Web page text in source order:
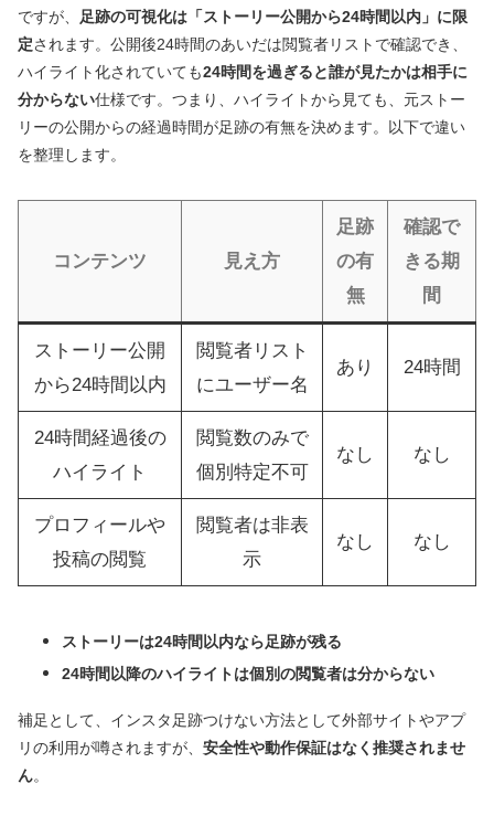
ですが、
足跡の可視化は「ストーリー公開から24時間以内」に限
定されます。公開後24時間のあいだは閲覧者リストで確認でき、
ハイライト化されていても24時間を過ぎると誰が見たかは相手に
分からない仕様です。つまり、ハイライトから見ても、元ストー
リーの公開からの経過時間が足跡の有無を決めます。以下で違い
を整理します。
コンテンツ 見え方
足跡
の有
無
確認で
きる期
間
ストーリー公開
から24時間以内
閲覧者リスト
にユーザー名
あり 24時間
24時間経過後の
ハイライト
閲覧数のみで
個別特定不可
なし なし
プロフィールや
投稿の閲覧
閲覧者は非表
示
なし なし
ストーリーは24時間以内なら足跡が残る
24時間以降のハイライトは個別の閲覧者は分からない
補足として、インスタ足跡つけない方法として外部サイトやアプ
リの利用が噂されますが、 安全性や動作保証はなく推奨されませ
ん。